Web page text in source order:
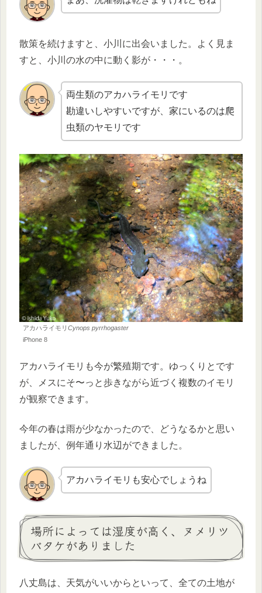
散策を続けますと、小川に出会いました。よく見ま
すと、小川の水の中に動く影が・・・。
両生類のアカハライモリです
勘違いしやすいですが、家にいるのは爬
虫類のヤモリです
アカハライモリ Cynops pyrrhogaster
iPhone 8
アカハライモリも今が繁殖期です。ゆっくりとです
が、メスにそ〜っと歩きながら近づく複数のイモリ
が観察できます。
今年の春は雨が少なかったので、どうなるかと思い
ましたが、例年通り水辺ができました。
アカハライモリも安心でしょうね
場所によっては湿度が高く、ヌメリツ
バタケがありました
八丈島は、天気がいいからといって、全ての土地が